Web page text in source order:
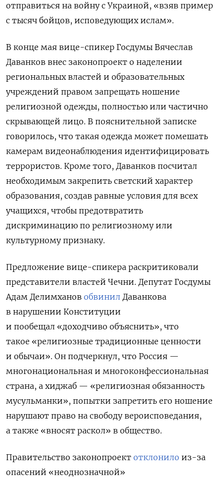
отправиться на войну с Украиной, «взяв пример
с тысяч бойцов, исповедующих ислам».
В конце мая вице-спикер Госдумы Вячеслав
Даванков внес законопроект о наделении
региональных властей и образовательных
учреждений правом запрещать ношение
религиозной одежды, полностью или частично
скрывающей лицо. В пояснительной записке
говорилось, что такая одежда может помешать
камерам видеонаблюдения идентифицировать
террористов. Кроме того, Даванков посчитал
необходимым закрепить светский характер
образования, создав равные условия для всех
учащихся, чтобы предотвратить
дискриминацию по религиозному или
культурному признаку.
Предложение вице-спикера раскритиковали
представители властей Чечни. Депутат Госдумы
Адам Делимханов обвинил Даванкова
в нарушении Конституции
и пообещал «доходчиво объяснить», что
такое «религиозные традиционные ценности
и обычаи». Он подчеркнул, что Россия —
многонациональная и многоконфессиональная
страна, а хиджаб — «религиозная обязанность
мусульманки», попытки запретить его ношение
нарушают право на свободу вероисповедания,
а также «вносят раскол» в общество.
Правительство законопроект отклонило из-за
опасений «неоднозначной»